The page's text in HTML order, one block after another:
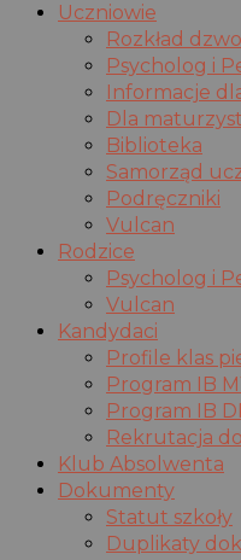
Uczniowie
Rozkład
Psycholog i
Informacje
Dla
Biblioteka
Samorząd
Podręczniki
Vulcan
Rodzice
Psycholog i
Vulcan
Kandydaci
Profile klas
Program IB
Program IB
Rekrutacja
Klub Absolwenta
Dokumenty
Statut szkoły
Duplikaty